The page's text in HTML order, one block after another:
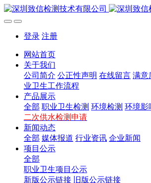
登录 注册
网站首页
关于我们
公司简介 公正性声明 在线留言 满意
业卫生工作流程
产品展示
全部 职业卫生检测 环境检测 环境影
二次供水检测申请
新闻动态
全部 媒体报道 行业资讯 企业新闻
项目公示
全部
职业卫生项目公示
新版公示链接
旧版公示链接